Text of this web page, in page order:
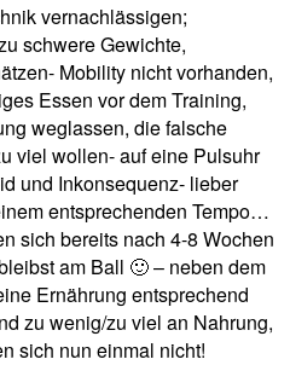
vernachlässigen;
schwere Gewichte,
Mobility nicht vorhanden,
Essen vor dem Training,
weglassen, die falsche
viel wollen- auf eine Pulsuhr
und Inkonsequenz- lieber
entsprechenden Tempo…
sich bereits nach 4-8 Wochen
am Ball 🙂 – neben dem
Ernährung entsprechend
zu wenig/zu viel an Nahrung,
sich nun einmal nicht!